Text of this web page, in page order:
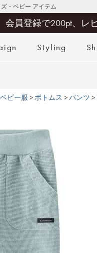
・ベビー アイテム
会員登録で200pt、レ
Styling
ビー服 ボトムス パンツ